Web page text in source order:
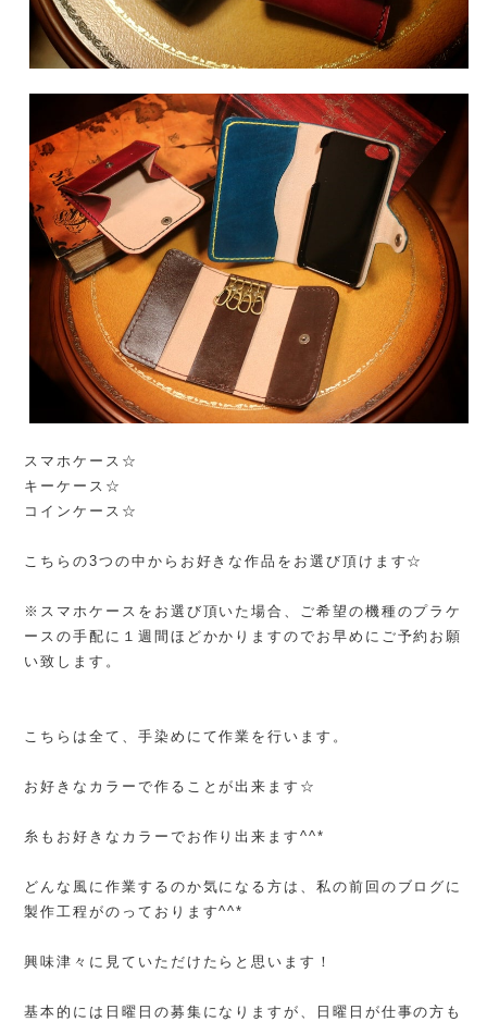
スマホケース☆
キーケース☆
コインケース☆
こちらの3つの中からお好きな作品をお選び頂けます☆
※スマホケースをお選び頂いた場合、ご希望の機種のプラケ
ースの手配に１週間ほどかかりますのでお早めにご予約お願
い致します。
こちらは全て、手染めにて作業を行います。
お好きなカラーで作ることが出来ます☆
糸もお好きなカラーでお作り出来ます^^*
どんな風に作業するのか気になる方は、私の前回のブログに
製作工程がのっております^^*
興味津々に見ていただけたらと思います！
基本的には日曜日の募集になりますが、日曜日が仕事の方も